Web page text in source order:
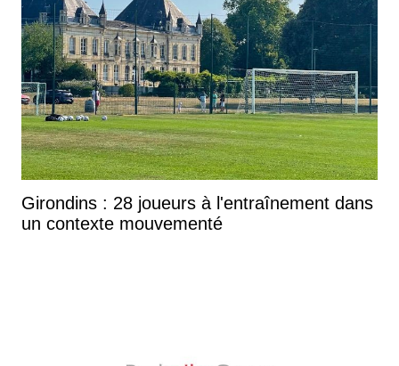
Girondins : 28 joueurs à l'entraînement dans
un contexte mouvementé